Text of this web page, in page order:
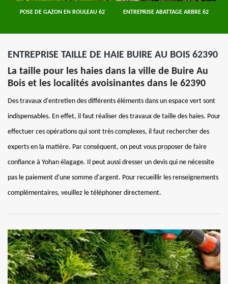
POSE DE GAZON EN ROULEAU 62 ENTREPRISE ABATTAGE ARBRE 62
ENTREPRISE TAILLE DE HAIE BUIRE AU BOIS 62390
La taille pour les haies dans la ville de Buire Au
Bois et les localités avoisinantes dans le 62390
Des travaux d'entretien des différents éléments dans un espace vert sont
indispensables. En effet, il faut réaliser des travaux de taille des haies. Pour
effectuer ces opérations qui sont très complexes, il faut rechercher des
experts en la matière. Par conséquent, on peut vous proposer de faire
confiance à Yohan élagage. Il peut aussi dresser un devis qui ne nécessite
pas le paiement d'une somme d'argent. Pour recueillir les renseignements
complémentaires, veuillez le téléphoner directement.